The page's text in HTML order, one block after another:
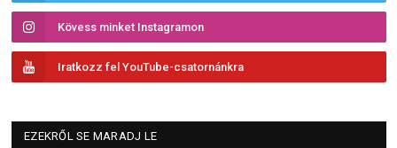
Kövess minket Instagramon
Iratkozz fel YouTube-csatornánkra
EZEKRŐL SE MARADJ LE